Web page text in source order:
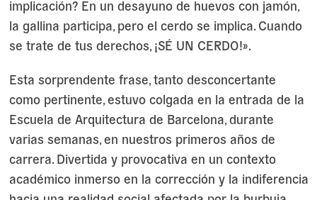
implicación? En un desayuno de huevos con jamón,
la gallina participa, pero el cerdo se implica. Cuando
se trate de tus derechos, ¡SÉ UN CERDO!».
Esta sorprendente frase, tanto desconcertante
como pertinente, estuvo colgada en la entrada de la
Escuela de Arquitectura de Barcelona, ​​durante
varias semanas, en nuestros primeros años de
carrera. Divertida y provocativa en un contexto
académico inmerso en la corrección y la indiferencia